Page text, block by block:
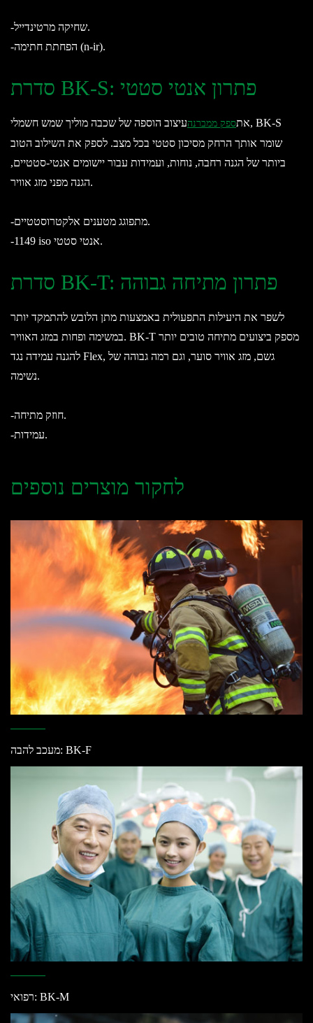
-שחיקה מרטינדייל.
-הפחתת חתימה (n-ir).
סדרת BK-S: פתרון אנטי סטטי
אתספק ממברנהעיצוב הוספה של שכבה מוליך שמש חשמלי, BK-S
שומר אותך הרחק מסיכון סטטי בכל מצב. לספק את השילוב הטוב
ביותר של הגנה רחבה, נוחות, ועמידות עבור יישומים אנטי-סטטיים,
הגנה מפני מזג אוויר.
-מתפוגג מטענים אלקטרוסטטיים.
-1149 iso אנטי סטטי.
סדרת BK-T: פתרון מתיחה גבוהה
לשפר את היעילות התפעולית באמצעות מתן הלובש להתמקד יותר
במשימה ופחות במזג האוויר. BK-T מספק ביצועים מתיחה טובים יותר
להגנה עמידה נגד Flex, גשם, מזג אוויר סוער, וגם רמה גבוהה של
נשימה.
-חוזק מתיחה.
-עמידות.
לחקור מוצרים נוספים
מעכב להבה: BK-F
רפואי: BK-M